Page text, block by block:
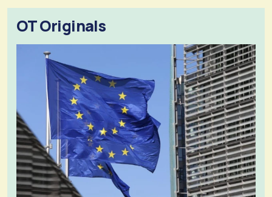
OT Originals